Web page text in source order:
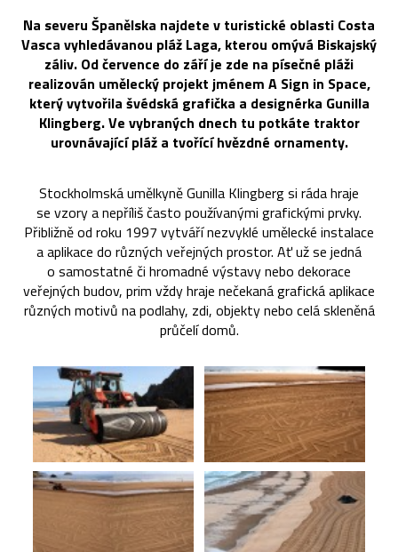
Na severu Španělska najdete v turistické oblasti Costa
Vasca vyhledávanou pláž Laga, kterou omývá Biskajský
záliv. Od července do září je zde na písečné pláži
realizován umělecký projekt jménem A Sign in Space,
který vytvořila švédská grafička a designérka Gunilla
Klingberg. Ve vybraných dnech tu potkáte traktor
urovnávající pláž a tvořící hvězdné ornamenty.
Stockholmská umělkyně Gunilla Klingberg si ráda hraje
se vzory a nepříliš často používanými grafickými prvky.
Přibližně od roku 1997 vytváří nezvyklé umělecké instalace
a aplikace do různých veřejných prostor. Ať už se jedná
o samostatné či hromadné výstavy nebo dekorace
veřejných budov, prim vždy hraje nečekaná grafická aplikace
různých motivů na podlahy, zdi, objekty nebo celá skleněná
průčelí domů.